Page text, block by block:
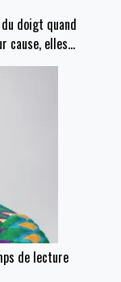
doigt quand
cause, elles…
de lecture